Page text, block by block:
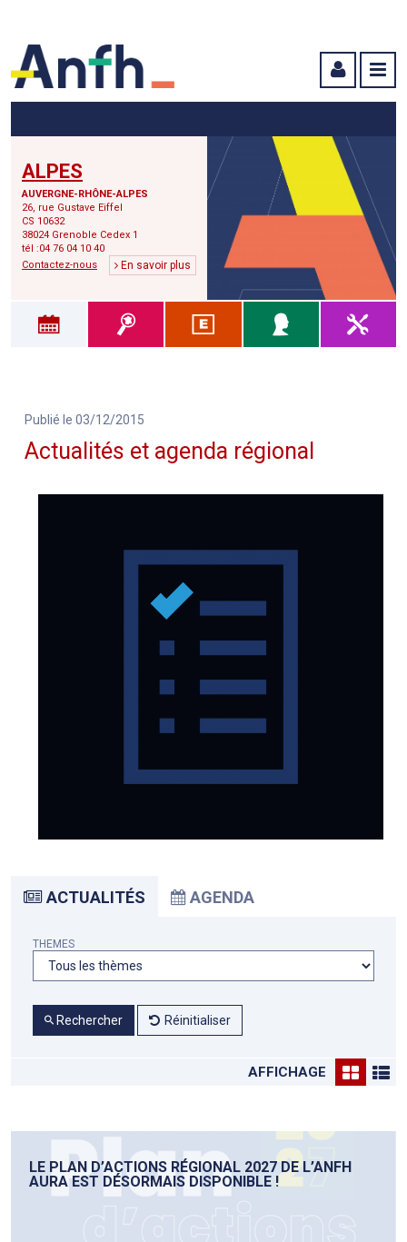
ALPES
AUVERGNE-RHÔNE-ALPES
26, rue Gustave Eiffel
CS 10632
38024 Grenoble Cedex 1
tél :04 76 04 10 40
Contactez-nous
En savoir plus
Publié le 03/12/2015
Actualités et agenda régional
ACTUALITÉS AGENDA
THEMES
Rechercher Réinitialiser
AFFICHAGE
LE PLAN D’ACTIONS RÉGIONAL 2027 DE L’ANFH
AURA EST DÉSORMAIS DISPONIBLE !